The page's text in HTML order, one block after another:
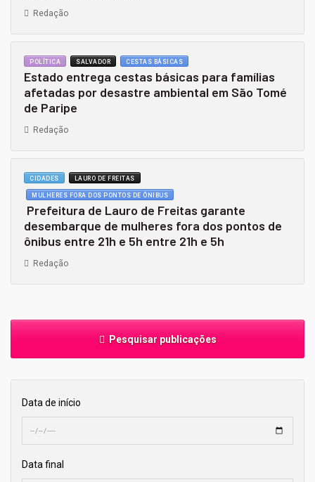
Redação
POLÍTICA SALVADOR CESTAS BÁSICAS
Estado entrega cestas básicas para famílias
afetadas por desastre ambiental em São Tomé
de Paripe
Redação
CIDADES LAURO DE FREITAS
MULHERES FORA DOS PONTOS DE ÔNIBUS
Prefeitura de Lauro de Freitas garante
desembarque de mulheres fora dos pontos de
ônibus entre 21h e 5h entre 21h e 5h
Redação
Pesquisar publicações
Data de início
Data final